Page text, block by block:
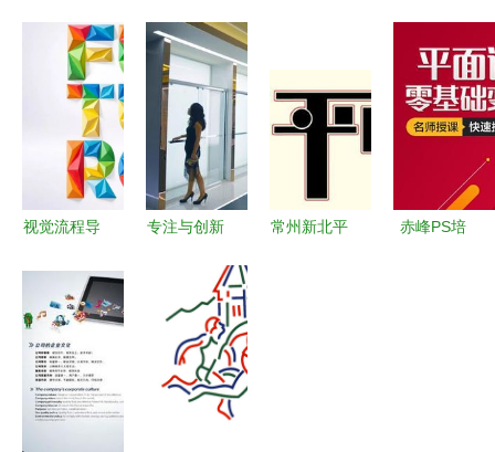
计唤醒视觉
盛宴
进门就看呆
了！——顺
发美哉美城
装修案例篇
值得借鉴的
经典风向标
视觉流程导
计中的专业
布局技巧与
实践
专注与创新
浴总经理危
五祥的20年
淋浴房设计
之路
常州新北平
赤峰PS培